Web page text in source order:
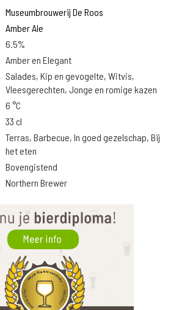
Museumbrouwerij De Roos
Amber Ale
6.5%
Amber en Elegant
Salades, Kip en gevogelte, Witvis,
Vleesgerechten, Jonge en romige kazen
6 °C
33 cl
Terras, Barbecue, In goed gezelschap, Bij
het eten
Bovengistend
Northern Brewer